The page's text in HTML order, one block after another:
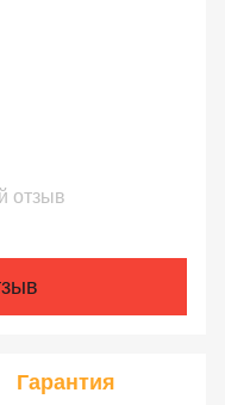
отзыв
Гарантия